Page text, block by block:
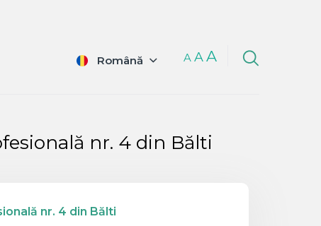
A AA
Română
nr. 4 din Bălti
nr. 4 din Bălti